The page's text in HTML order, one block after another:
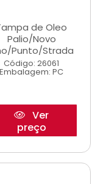
de Oleo
Palio/Novo
Punto/Strada
Código: 26061
Embalagem: PC
Ver
preço